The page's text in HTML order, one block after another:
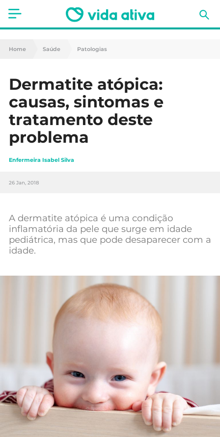
Saúde
Nutrição
Receitas
Fitness
Mães e Bebés
Animais de Estimação
Home Saúde Patologias
Dermatite atópica:
causas, sintomas e
tratamento deste
problema
Enfermeira Isabel Silva
26 Jan, 2018
A dermatite atópica é uma condição
inflamatória da pele que surge em idade
pediátrica, mas que pode desaparecer com a
idade.